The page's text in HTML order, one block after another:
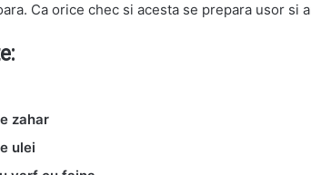
Ca orice chec si acesta se prepara usor si
zahar
ulei